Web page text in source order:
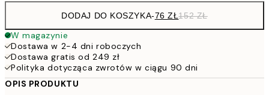
DODAJ DO KOSZYKA-76 ZŁ152 ZŁ
W magazynie
Dostawa w 2-4 dni roboczych
Dostawa gratis od 249 zł
Polityka dotycząca zwrotów w ciągu 90 dni
OPIS PRODUKTU